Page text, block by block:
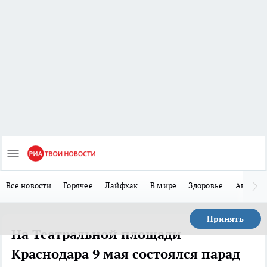
Все новости Горячее Лайфхак В мире Здоровье Авто
Принять
На Театральной площади
Краснодара 9 мая состоялся парад